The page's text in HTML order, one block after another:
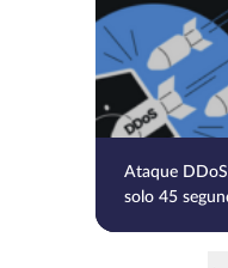
Ataque
solo 45